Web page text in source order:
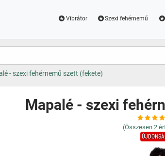
Vibrátor Szexi fehérnemű
- szexi fehérnemű szett (fekete)
Mapalé - szexi
(Összesen 2